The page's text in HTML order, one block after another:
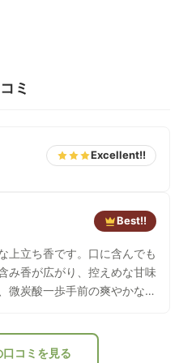
ミ
Excellent!!
Best!!
上立ち香です。口に含んでも
み香が広がり、控えめな甘味
微炭酸一歩手前の爽やかな味
コミを見る